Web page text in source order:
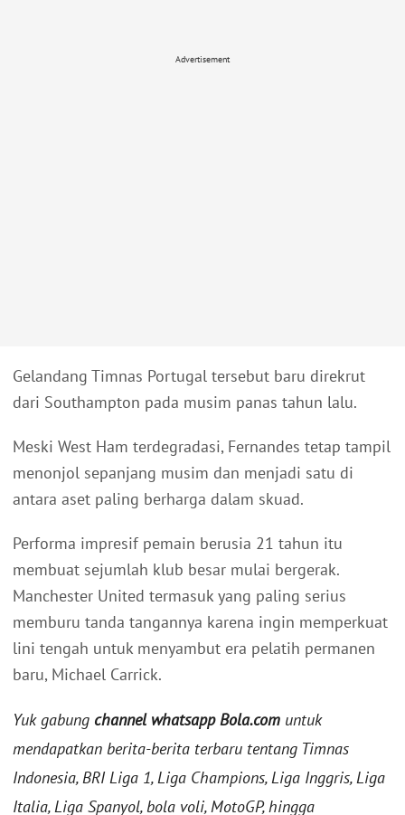
Advertisement
Gelandang Timnas Portugal tersebut baru direkrut
dari Southampton pada musim panas tahun lalu.
Meski West Ham terdegradasi, Fernandes tetap tampil
menonjol sepanjang musim dan menjadi satu di
antara aset paling berharga dalam skuad.
Performa impresif pemain berusia 21 tahun itu
membuat sejumlah klub besar mulai bergerak.
Manchester United termasuk yang paling serius
memburu tanda tangannya karena ingin memperkuat
lini tengah untuk menyambut era pelatih permanen
baru, Michael Carrick.
Yuk gabung channel whatsapp Bola.com untuk
mendapatkan berita-berita terbaru tentang Timnas
Indonesia, BRI Liga 1, Liga Champions, Liga Inggris, Liga
Italia, Liga Spanyol, bola voli, MotoGP, hingga